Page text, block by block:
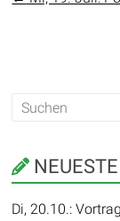
Di, 20.10.: